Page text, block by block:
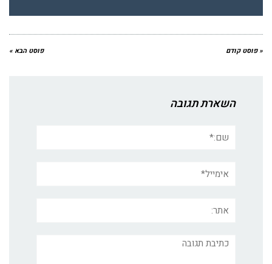
« פוסט קודם פוסט הבא »
השארת תגובה
תגובה